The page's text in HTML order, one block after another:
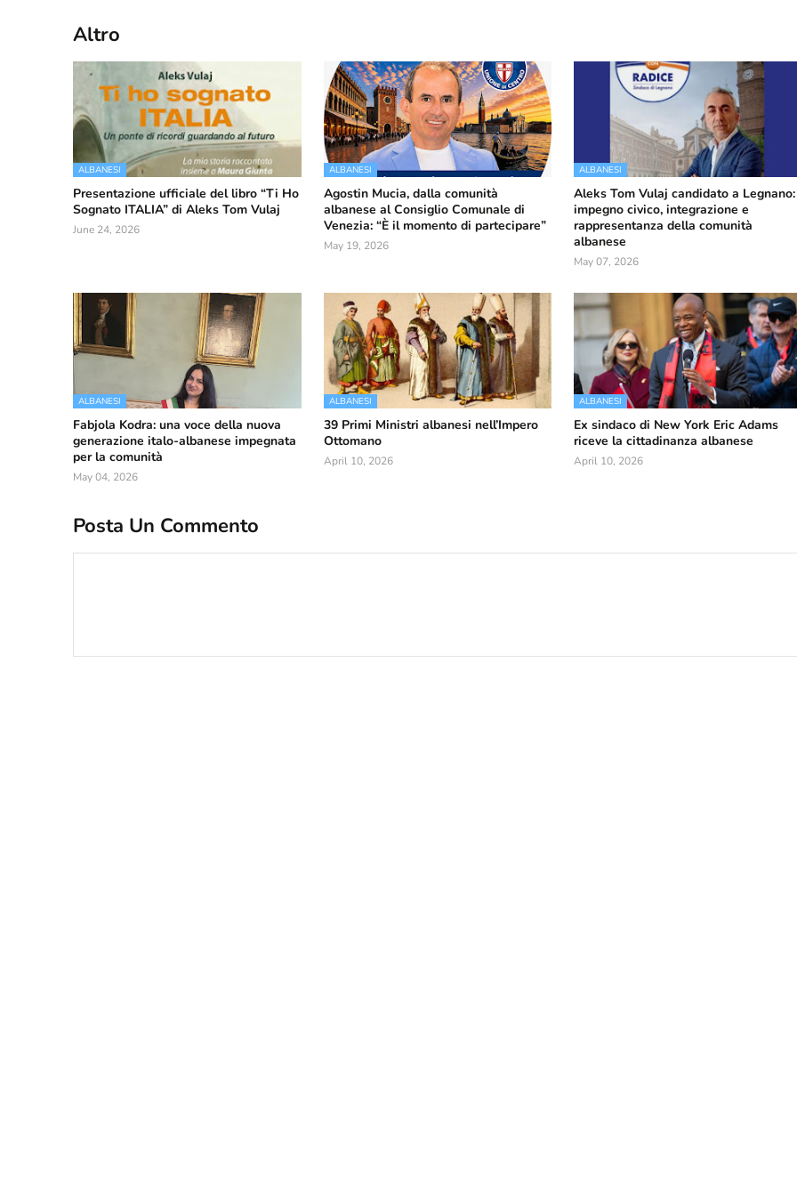
Altro
ALBANESI
Presentazione ufficiale del libro “Ti Ho
Sognato ITALIA” di Aleks Tom Vulaj
June 24, 2026
ALBANESI
Agostin Mucia, dalla comunità
albanese al Consiglio Comunale di
Venezia: “È il momento di partecipare”
May 19, 2026
ALBANESI
Aleks Tom Vulaj candidato a Legnano:
impegno civico, integrazione e
rappresentanza della comunità
albanese
May 07, 2026
ALBANESI
Fabjola Kodra: una voce della nuova
generazione italo-albanese impegnata
per la comunità
May 04, 2026
ALBANESI
39 Primi Ministri albanesi nell’Impero
Ottomano
April 10, 2026
ALBANESI
Ex sindaco di New York Eric Adams
riceve la cittadinanza albanese
April 10, 2026
Posta Un Commento